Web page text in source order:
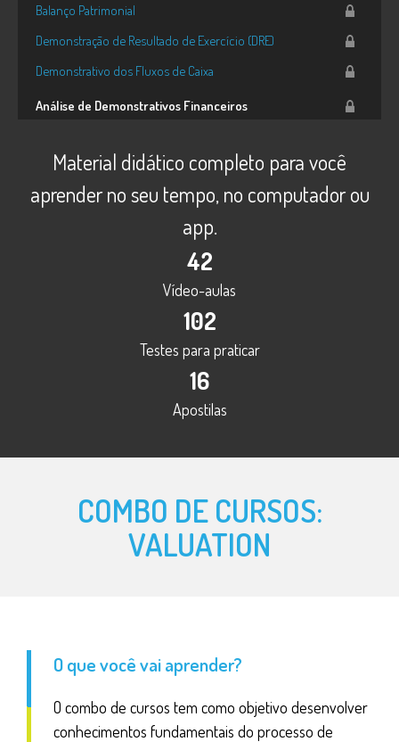
Balanço Patrimonial
Demonstração de Resultado de Exercício (DRE)
Demonstrativo dos Fluxos de Caixa
Análise de Demonstrativos Financeiros
Demonstrativos Financeiros
Análise das decisões de investimentos e financiamentos
Análise dos resultados, da rentabilidade e da qualidade das
decisões de investimentos e financiamentos
Análise dos riscos de curso e de longo prazo por meio de
Avaliação relativa
Material didático completo para você
aprender no seu tempo, no computador ou
app.
42
Vídeo-aulas
102
Testes para praticar
16
Apostilas
COMBO DE CURSOS:
VALUATION
O que você vai aprender?
O combo de cursos tem como objetivo desenvolver
conhecimentos fundamentais do processo de